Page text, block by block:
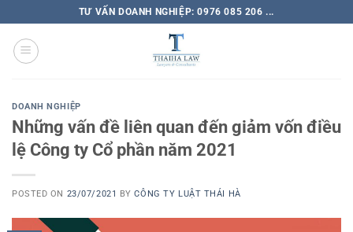
TƯ VẤN DOANH NGHIỆP: 0976 085 206 ...
DOANH NGHIỆP
Những vấn đề liên quan đến giảm vốn điều
lệ Công ty Cổ phần năm 2021
POSTED ON 23/07/2021 BYCÔNG TY LUẬT THÁI HÀ